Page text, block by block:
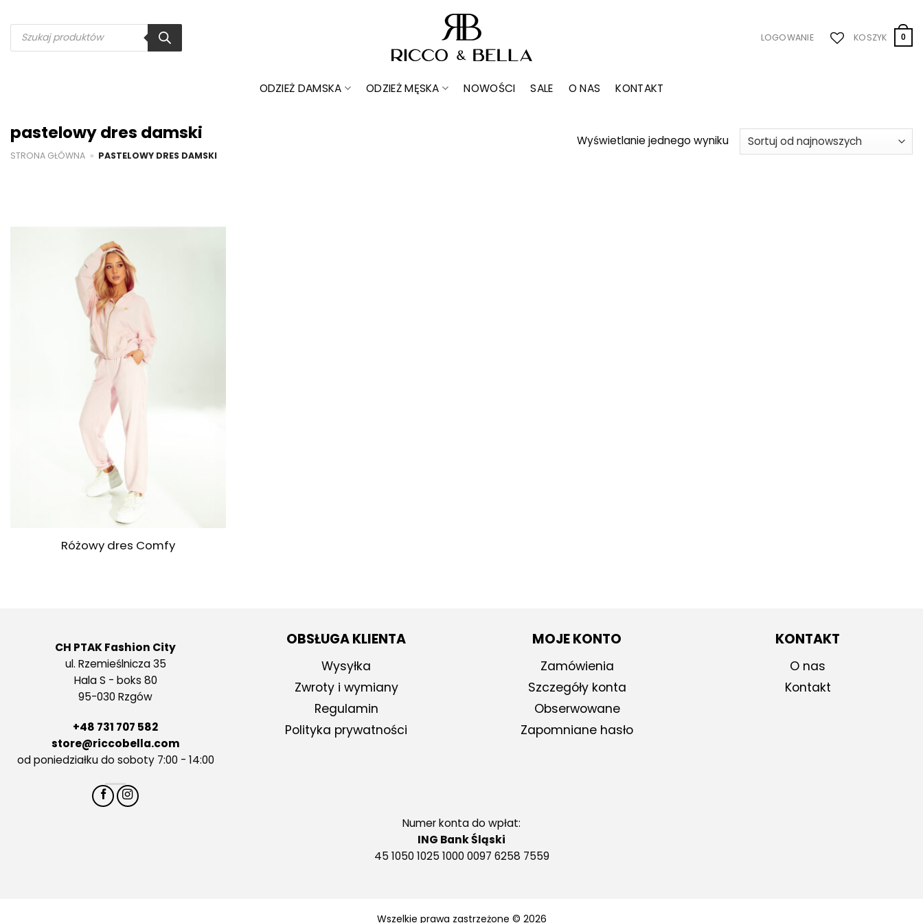
do
zawartości
Wyszukiwarka
produktów LOGOWANIE KOSZYK 0
ODZIEŻ DAMSKA ODZIEŻ MĘSKA NOWOŚCI SALE O NAS KONTAKT
pastelowy dres damski
STRONA GŁÓWNA » PASTELOWY DRES DAMSKI
Wyświetlanie jednego wyniku
Różowy dres Comfy
CH PTAK Fashion City
ul. Rzemieślnicza 35
Hala S - boks 80
95-030 Rzgów
+48 731 707 582
store@riccobella.com
od poniedziałku do soboty 7:00 - 14:00
OBSŁUGA KLIENTA
Wysyłka
Zwroty i wymiany
Regulamin
Polityka prywatności
MOJE KONTO
Zamówienia
Szczegóły konta
Obserwowane
Zapomniane hasło
KONTAKT
O nas
Kontakt
Numer konta do wpłat:
ING Bank Śląski
45 1050 1025 1000 0097 6258 7559
Wszelkie prawa zastrzeżone © 2026